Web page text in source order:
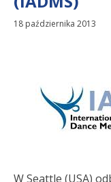
18 października 2013
W Seattle (USA)